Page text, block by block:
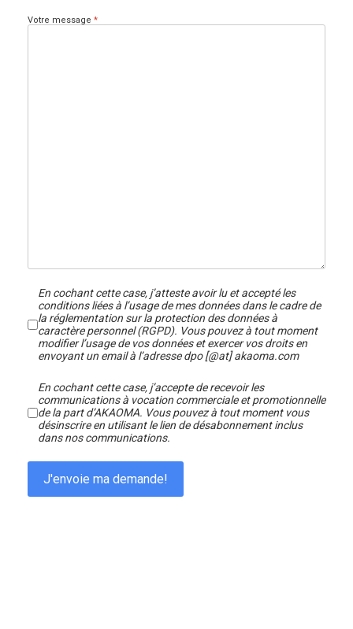
Votre message *
En cochant cette case, j’atteste avoir lu et accepté les
conditions liées à l’usage de mes données dans le cadre de
la réglementation sur la protection des données à
caractère personnel (RGPD). Vous pouvez à tout moment
modifier l’usage de vos données et exercer vos droits en
envoyant un email à l’adresse dpo [@at] akaoma.com
En cochant cette case, j’accepte de recevoir les
communications à vocation commerciale et promotionnelle
de la part d’AKAOMA. Vous pouvez à tout moment vous
désinscrire en utilisant le lien de désabonnement inclus
dans nos communications.
J'envoie ma demande!